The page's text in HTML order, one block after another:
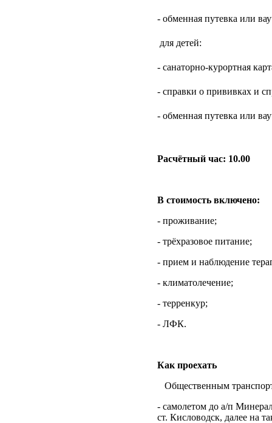
- обменная путевка или
для детей:
- санаторно-курортная
- справки о прививках и
- обменная путевка или
Расчётный час: 10.00
В стоимость включено:
- проживание;
- трёхразовое питание;
- прием и наблюдение
- климатолечение;
- терренкур;
- ЛФК.
Как проехать
Общественным
- самолетом до а/п
ст. Кисловодск, далее на